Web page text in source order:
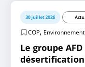
30 juillet 2026
COP, Environnement
Le groupe
désertification